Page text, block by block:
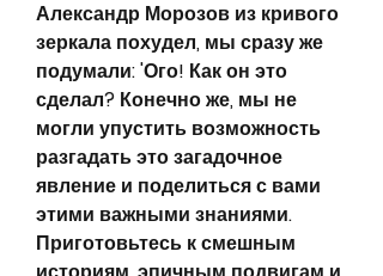
Александр Морозов из кривого
зеркала похудел, мы сразу же
подумали: 'Ого! Как он это
сделал? Конечно же, мы не
могли упустить возможность
разгадать это загадочное
явление и поделиться с вами
этими важными знаниями.
Приготовьтесь к смешным